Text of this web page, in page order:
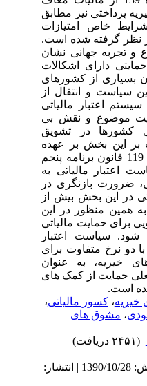
پرداختی نیز مطابق
شرایط خاص امتیازات
نظر گرفته شده است.
و تجربه جهانی نشان
دارای اشکالات
از کشورهای
سیاست و انتقال از
اعتبار مالیاتی
موضوع و نقش بی
کشورها در تشویق
این بخش بر عهده
دارند، در کنار الزام ماده 119 قانون برنامه پنجم
اعتبار مالیاتی به
ضرورت بازنگری در
در این بخش بیش از
منظور در این
برای حمایت مالیاتی
شود. سیاست اعتبار
دو نرخ متفاوت برای
به عنوان
حمایت از کمک های
است.
،کسور مالیاتی،
،مشوق های
دریافت: 1390/8/18 | پذیرش: 1390/10/28 | انتشار: